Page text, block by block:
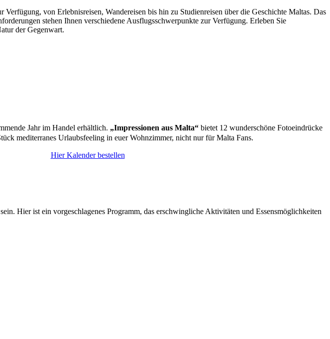
von Erlebnisreisen, Wandereisen bis hin zu Studienreisen über die Geschichte Maltas. Das
stehen Ihnen verschiedene Ausflugsschwerpunkte zur Verfügung. Erleben Sie
der Gegenwart.
Jahr im Handel erhältlich. „Impressionen aus Malta“ bietet 12 wunderschöne Fotoeindrücke
mediterranes Urlaubsfeeling in euer Wohnzimmer, nicht nur für Malta Fans.
Hier Kalender bestellen
Hier ist ein vorgeschlagenes Programm, das erschwingliche Aktivitäten und Essensmöglichkeiten